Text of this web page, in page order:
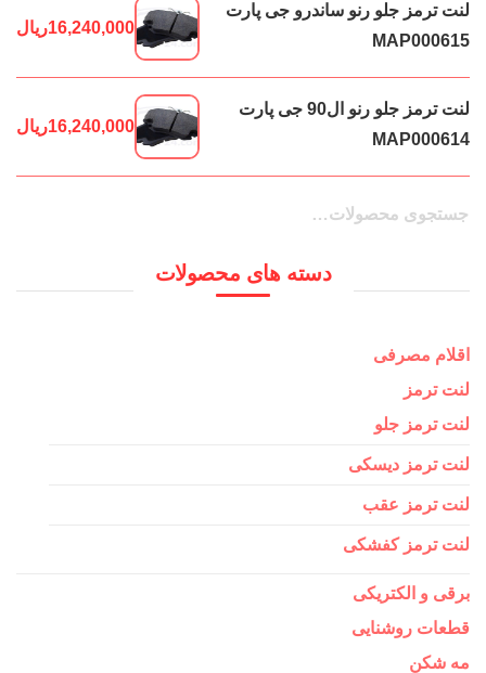
لنت ترمز جلو رنو ساندرو جی پارت
MAP000615
16,240,000ریال
لنت ترمز جلو رنو ال90 جی پارت
MAP000614
16,240,000ریال
جستجو
جستجو
دسته های محصولات
اقلام مصرفی
لنت ترمز
لنت ترمز جلو
لنت ترمز دیسکی
لنت ترمز عقب
لنت ترمز کفشکی
برقی و الکتریکی
قطعات روشنایی
مه شکن